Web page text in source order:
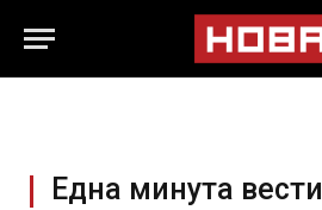
Една минута вести